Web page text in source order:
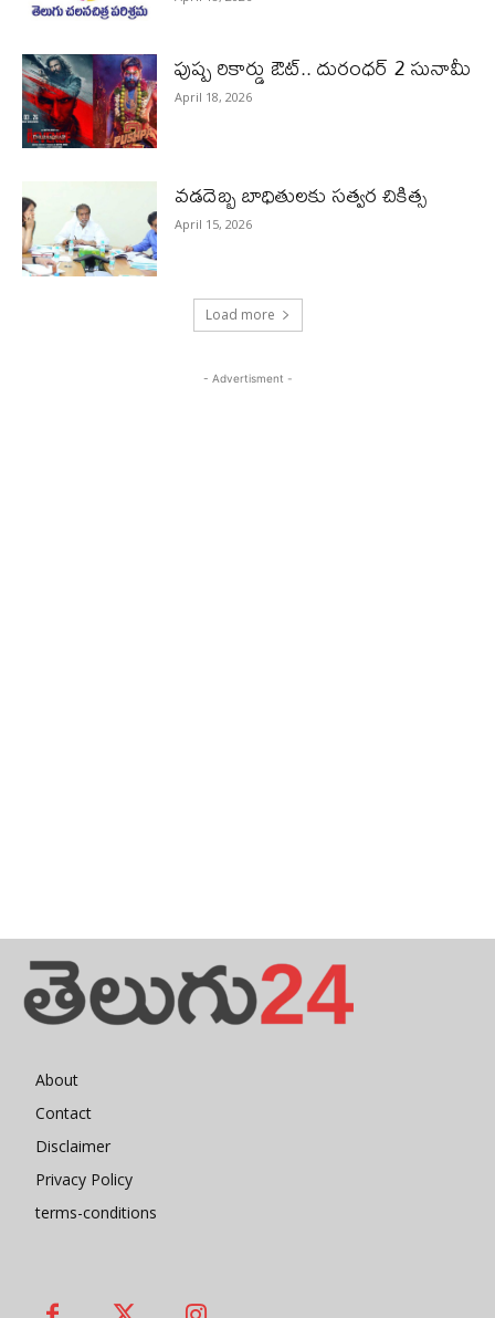
పుష్ప రికార్డు ఔట్‌.. దురంధ‌ర్ 2 సునామీ
April 18, 2026
వడదెబ్బ బాధితులకు సత్వర చికిత్స
April 15, 2026
Load more
- Advertisment -
About
Contact
Disclaimer
Privacy Policy
terms-conditions